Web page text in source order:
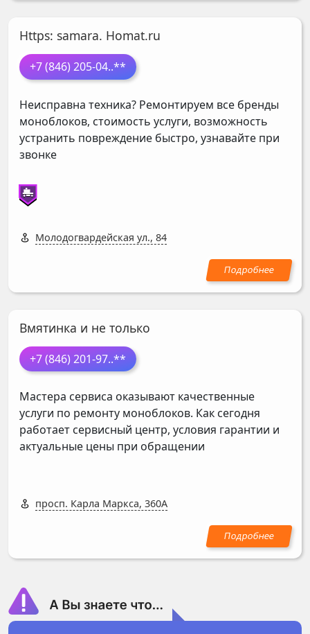
Https: samara. Homat.ru
+7 (846) 205-04..**
Неисправна техника? Ремонтируем все бренды
моноблоков, стоимость услуги, возможность
устранить повреждение быстро, узнавайте при
звонке
Молодогвардейская ул., 84
Вмятинка и не только
+7 (846) 201-97..**
Мастера сервиса оказывают качественные
услуги по ремонту моноблоков. Как сегодня
работает сервисный центр, условия гарантии и
актуальные цены при обращении
просп. Карла Маркса, 360А